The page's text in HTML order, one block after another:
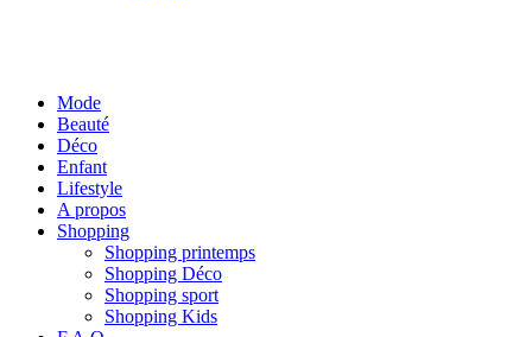
Mode
Beauté
Déco
Enfant
Lifestyle
A propos
Shopping
Shopping printemps
Shopping Déco
Shopping sport
Shopping Kids